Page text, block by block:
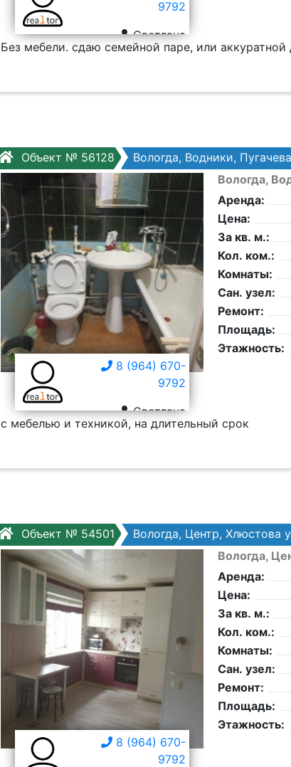
9792
Светлана
Без мебели. сдаю семейной паре, или аккуратной
Объект № 56128 Вологда, Водники,
8 (964) 670-
9792
Светлана
Вологда,
Аренда:
Цена:
За кв. м.:
Кол. ком.:
Комнаты:
Сан. узел:
Ремонт:
Площадь:
Этажность:
с мебелью и техникой, на длительный срок
Объект № 54501 Вологда, Центр, Хлюстова
8 (964) 670-
9792
Вологда,
Аренда:
Цена:
За кв. м.:
Кол. ком.:
Комнаты:
Сан. узел:
Ремонт:
Площадь:
Этажность: